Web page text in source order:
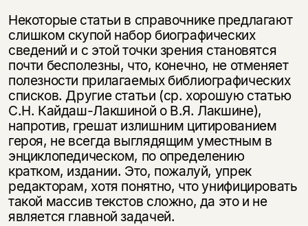
Некоторые статьи в справочнике предлагают
слишком скупой набор биографических
сведений и с этой точки зрения становятся
почти бесполезны, что, конечно, не отменяет
полезности прилагаемых библиографических
списков. Другие статьи (ср. хорошую статью
С.Н. Кайдаш-Лакшиной о В.Я. Лакшине),
напротив, грешат излишним цитированием
героя, не всегда выглядящим уместным в
энциклопедическом, по определению
кратком, издании. Это, пожалуй, упрек
редакторам, хотя понятно, что унифицировать
такой массив текстов сложно, да это и не
является главной задачей.